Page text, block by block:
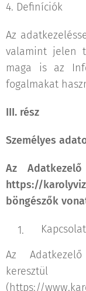
4. Definíciók
Az
valamint jelen
maga is az
fogalmakat
III. rész
Személyes
Az
https://
böngészők
Az
keresztül
(https://